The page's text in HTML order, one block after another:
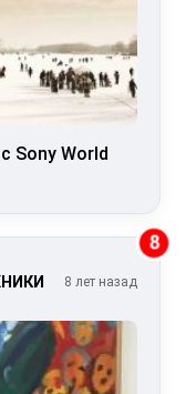
Sony World
8
8 лет назад